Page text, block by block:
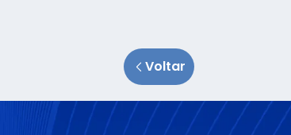
Voltar